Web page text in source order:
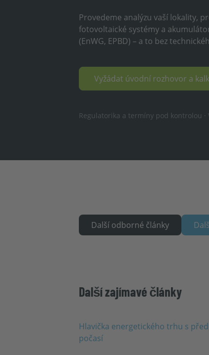
Provedeme analýzu vaší lokality,
fotovoltaické systémy a
(EnWG, EPBD) – a to bez
Vyžádat úvodní rozhovor a
Regulatorika a termíny pod kontrolou
Další odborné články
Další zajímavé články